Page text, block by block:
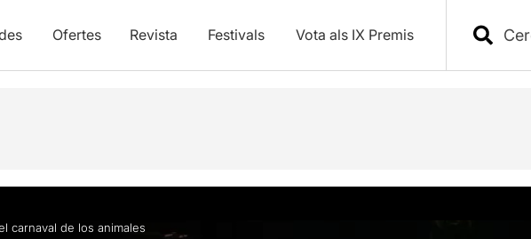
Ofertes Revista Festivals Vota als IX Premis
i vídeos
carnaval de los animales